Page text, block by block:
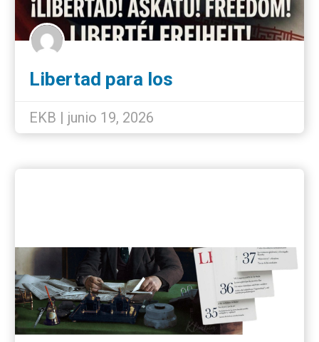
Libertad para los
EKB | junio 19, 2026